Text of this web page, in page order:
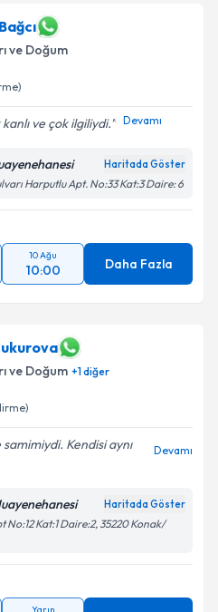
ve Doğum
ve çok ilgiliydi.️ Devamı
Haritada Göster
Harputlu Apt. No:33 Kat:3 Daire: 6
10 Ağu
10:00 Daha Fazla
ve Doğum +1diğer
Kendisi aynı
Devamı
Haritada Göster
No:12 Kat:1 Daire:2, 35220 Konak/